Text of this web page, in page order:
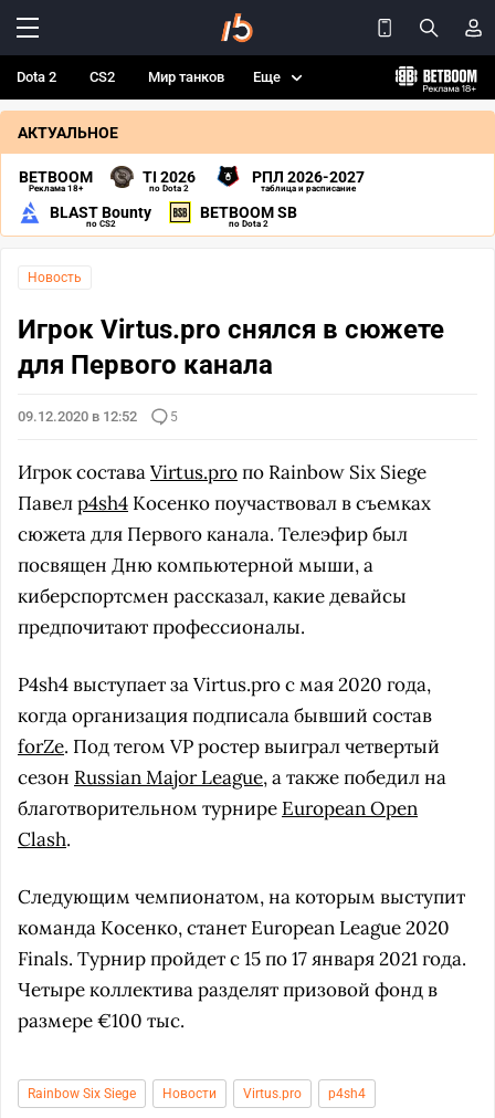
Dota 2 CS2 Мир танков Еще
АКТУАЛЬНОЕ
BETBOOM
Реклама 18+
TI 2026
по Dota 2
РПЛ 2026-2027
таблица и расписание
BLAST Bounty
по CS2
BETBOOM SB
по Dota 2
Новость
Игрок Virtus.pro снялся в сюжете
для Первого канала
09.12.2020 в 12:52 5
Игрок составаVirtus.proпо Rainbow Six Siege
Павелp4sh4 Косенко поучаствовал в съемках
сюжета для Первого канала. Телеэфир был
посвящен Дню компьютерной мыши, а
киберспортсмен рассказал, какие девайсы
предпочитают профессионалы.
P4sh4 выступает за Virtus.pro с мая 2020 года,
когда организация подписала бывший состав
forZe. Под тегом VP ростер выиграл четвертый
сезон Russian Major League, а также победил на
благотворительном турнире European Open
Clash.
Следующим чемпионатом, на которым выступит
команда Косенко, станет European League 2020
Finals. Турнир пройдет с 15 по 17 января 2021 года.
Четыре коллектива разделят призовой фонд в
размере €100 тыс.
Rainbow Six Siege Новости Virtus.pro p4sh4